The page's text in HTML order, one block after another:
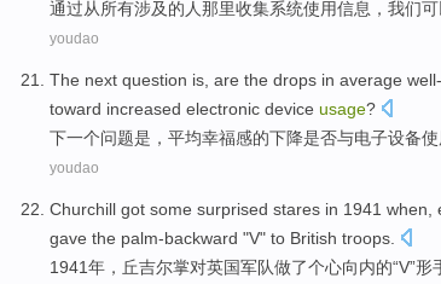
通过从所有涉及的 人那里收集系统使用信息 ， 我们可
youdao
The next question is , are the drops in average
toward increased electronic device usage?
下一个问题是 ， 平均幸福感的下降是否与电子设备
youdao
Churchill got some surprised stares in 1941 when
gave the palm-backward "V" to British troops
1941年， 丘吉尔掌对英国军队做了个心向内的“V”形